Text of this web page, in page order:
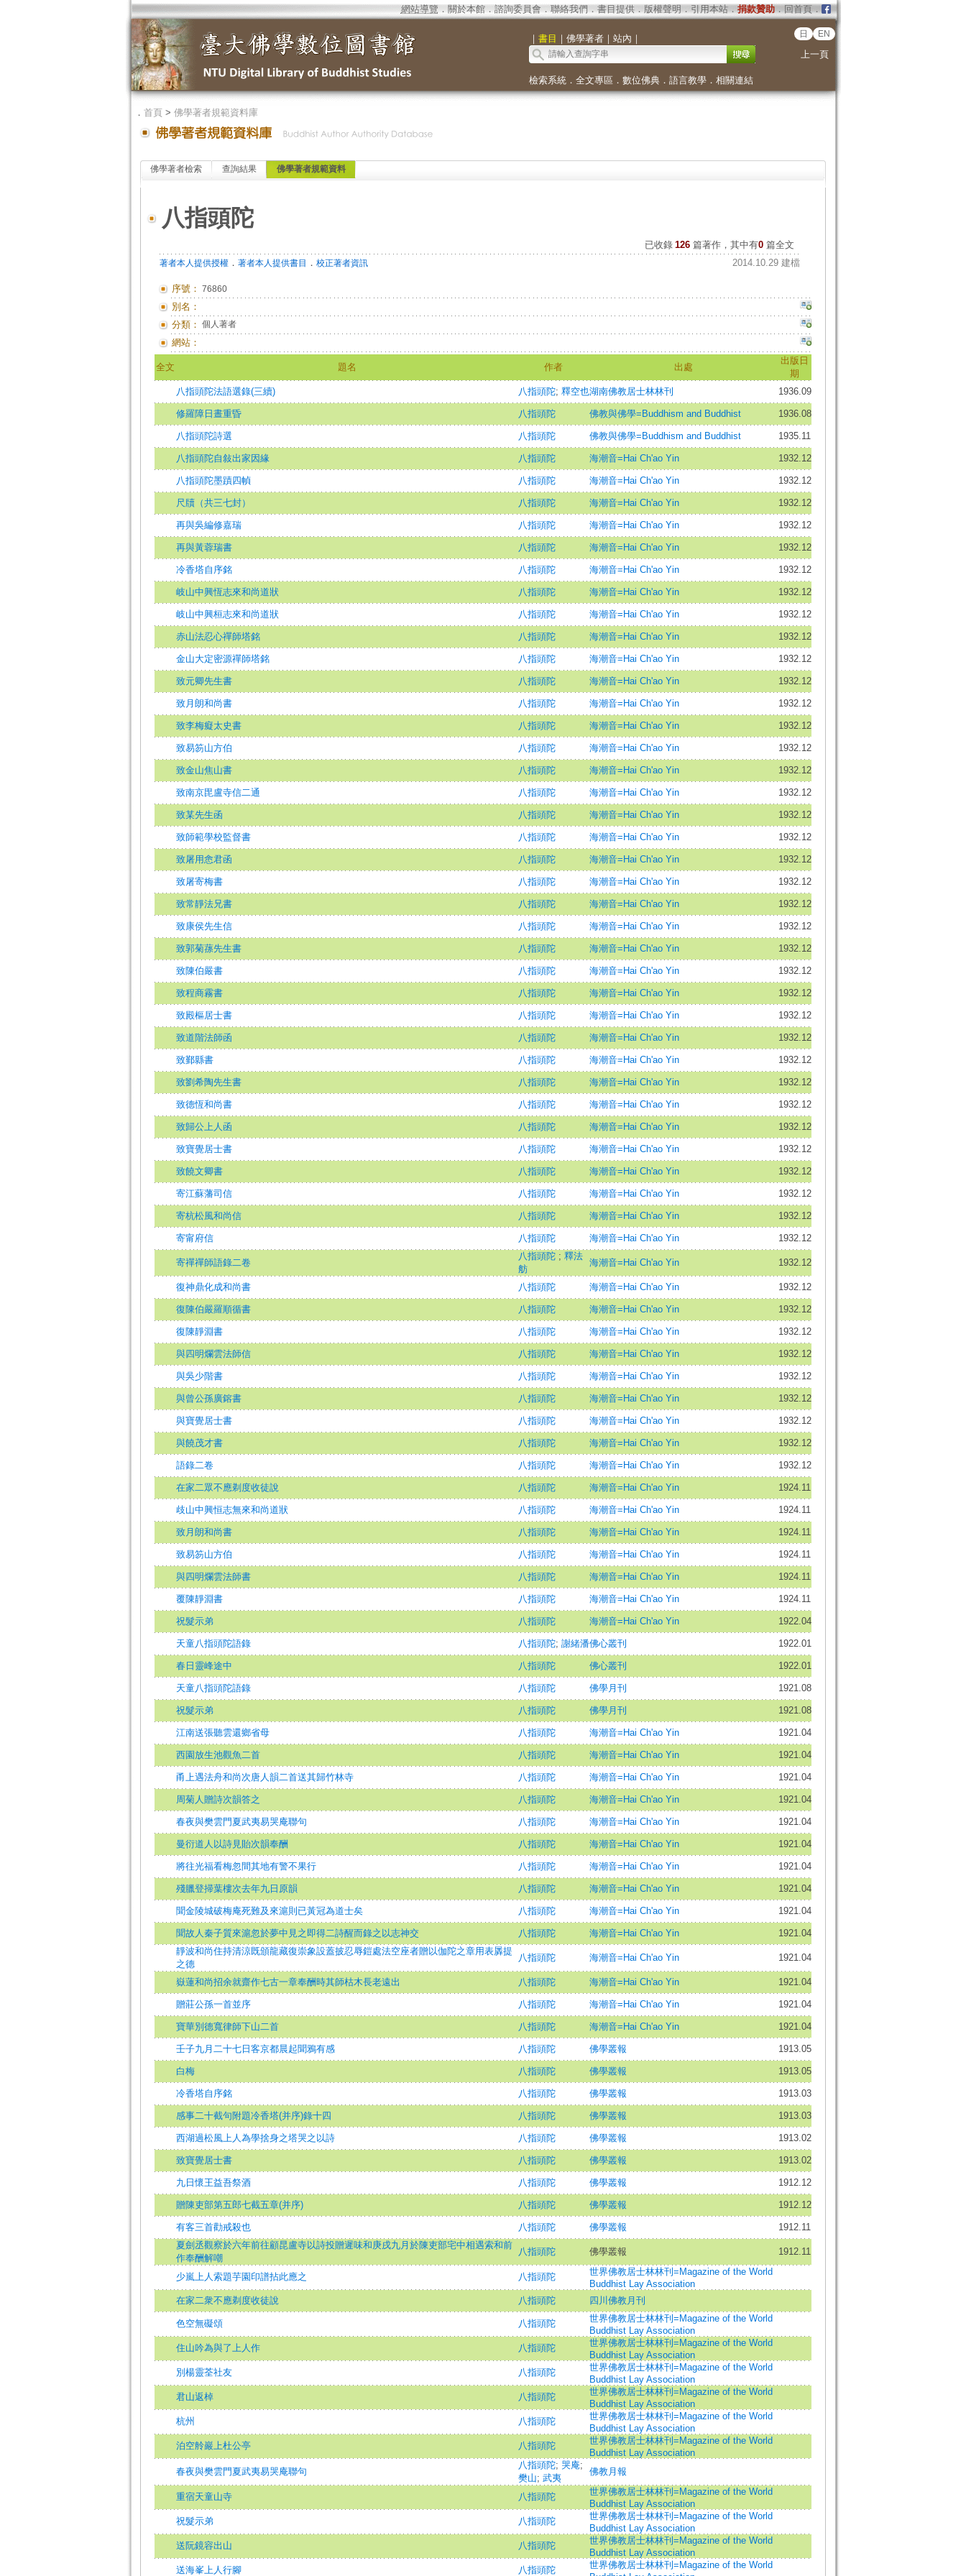
網站導覽 ． 關於本館． 諮詢委員會． 聯絡我們 ． 書目提供． 版權聲明 ． 引用本站． 捐款贊助．回首頁．
｜ 書目 ｜ 佛學著者｜ 站內 ｜ 日 EN
上一頁
檢索系統． 全文專區 ． 數位佛典． 語言教學． 相關連結
． 首頁> 佛學著者規範資料庫
佛學著者檢索 查詢結果 佛學著者規範資料
八指頭陀
已收錄 126 篇著作，其中有0篇全文
著者本人提供授權． 著者本人提供書目 ． 校正著者資訊 2014.10.29 建檔
序號： 76860
別名：
分類： 個人著者
網站：
全文 題名 作者 出處
出版日
期
八指頭陀法語選錄(三續)
八指頭陀; 釋空也湖南佛教居士林林刊 1936.09
修羅障日晝重昏 八指頭陀 佛教與佛學=Buddhism and Buddhist 1936.08
八指頭陀詩選 八指頭陀 佛教與佛學=Buddhism and Buddhist 1935.11
八指頭陀自敍出家因緣 八指頭陀 海潮音=Hai Ch'ao Yin 1932.12
八指頭陀墨蹟四幀 八指頭陀 海潮音=Hai Ch'ao Yin 1932.12
尺牘（共三七封） 八指頭陀 海潮音=Hai Ch'ao Yin 1932.12
再與吳編修嘉瑞 八指頭陀 海潮音=Hai Ch'ao Yin 1932.12
再與黃蓉瑞書 八指頭陀 海潮音=Hai Ch'ao Yin 1932.12
冷香塔自序銘 八指頭陀 海潮音=Hai Ch'ao Yin 1932.12
岐山中興恆志來和尚道狀 八指頭陀 海潮音=Hai Ch'ao Yin 1932.12
岐山中興桓志來和尚道狀 八指頭陀 海潮音=Hai Ch'ao Yin 1932.12
赤山法忍心禪師塔銘 八指頭陀 海潮音=Hai Ch'ao Yin 1932.12
金山大定密源禪師塔銘 八指頭陀 海潮音=Hai Ch'ao Yin 1932.12
致元卿先生書 八指頭陀 海潮音=Hai Ch'ao Yin 1932.12
致月朗和尚書 八指頭陀 海潮音=Hai Ch'ao Yin 1932.12
致李梅癡太史書 八指頭陀 海潮音=Hai Ch'ao Yin 1932.12
致易笏山方伯 八指頭陀 海潮音=Hai Ch'ao Yin 1932.12
致金山焦山書 八指頭陀 海潮音=Hai Ch'ao Yin 1932.12
致南京毘盧寺信二通 八指頭陀 海潮音=Hai Ch'ao Yin 1932.12
致某先生函 八指頭陀 海潮音=Hai Ch'ao Yin 1932.12
致師範學校監督書 八指頭陀 海潮音=Hai Ch'ao Yin 1932.12
致屠用悆君函 八指頭陀 海潮音=Hai Ch'ao Yin 1932.12
致屠寄梅書 八指頭陀 海潮音=Hai Ch'ao Yin 1932.12
致常靜法兄書 八指頭陀 海潮音=Hai Ch'ao Yin 1932.12
致康侯先生信 八指頭陀 海潮音=Hai Ch'ao Yin 1932.12
致郭菊蓀先生書 八指頭陀 海潮音=Hai Ch'ao Yin 1932.12
致陳伯嚴書 八指頭陀 海潮音=Hai Ch'ao Yin 1932.12
致程商霧書 八指頭陀 海潮音=Hai Ch'ao Yin 1932.12
致殿樞居士書 八指頭陀 海潮音=Hai Ch'ao Yin 1932.12
致道階法師函 八指頭陀 海潮音=Hai Ch'ao Yin 1932.12
致鄞縣書 八指頭陀 海潮音=Hai Ch'ao Yin 1932.12
致劉希陶先生書 八指頭陀 海潮音=Hai Ch'ao Yin 1932.12
致德恆和尚書 八指頭陀 海潮音=Hai Ch'ao Yin 1932.12
致歸公上人函 八指頭陀 海潮音=Hai Ch'ao Yin 1932.12
致寶覺居士書 八指頭陀 海潮音=Hai Ch'ao Yin 1932.12
致饒文卿書 八指頭陀 海潮音=Hai Ch'ao Yin 1932.12
寄江蘇藩司信 八指頭陀 海潮音=Hai Ch'ao Yin 1932.12
寄杭松風和尚信 八指頭陀 海潮音=Hai Ch'ao Yin 1932.12
寄甯府信 八指頭陀 海潮音=Hai Ch'ao Yin 1932.12
寄禪禪師語錄二卷
八指頭陀 ; 釋法
舫
海潮音=Hai Ch'ao Yin 1932.12
復神鼎化成和尚書 八指頭陀 海潮音=Hai Ch'ao Yin 1932.12
復陳伯嚴羅順循書 八指頭陀 海潮音=Hai Ch'ao Yin 1932.12
復陳靜淵書 八指頭陀 海潮音=Hai Ch'ao Yin 1932.12
與四明爛雲法師信 八指頭陀 海潮音=Hai Ch'ao Yin 1932.12
與吳少階書 八指頭陀 海潮音=Hai Ch'ao Yin 1932.12
與曾公孫廣鎔書 八指頭陀 海潮音=Hai Ch'ao Yin 1932.12
與寶覺居士書 八指頭陀 海潮音=Hai Ch'ao Yin 1932.12
與饒茂才書 八指頭陀 海潮音=Hai Ch'ao Yin 1932.12
語錄二卷 八指頭陀 海潮音=Hai Ch'ao Yin 1932.12
在家二眾不應剃度收徒說 八指頭陀 海潮音=Hai Ch'ao Yin 1924.11
歧山中興恒志無來和尚道狀 八指頭陀 海潮音=Hai Ch'ao Yin 1924.11
致月朗和尚書 八指頭陀 海潮音=Hai Ch'ao Yin 1924.11
致易笏山方伯 八指頭陀 海潮音=Hai Ch'ao Yin 1924.11
與四明爛雲法師書 八指頭陀 海潮音=Hai Ch'ao Yin 1924.11
覆陳靜淵書 八指頭陀 海潮音=Hai Ch'ao Yin 1924.11
祝髮示弟 八指頭陀 海潮音=Hai Ch'ao Yin 1922.04
天童八指頭陀語錄 八指頭陀; 謝緒潘佛心叢刊 1922.01
春日靈峰途中 八指頭陀 佛心叢刊 1922.01
天童八指頭陀語錄 八指頭陀 佛學月刊 1921.08
祝髮示弟 八指頭陀 佛學月刊 1921.08
江南送張聽雲還鄉省母 八指頭陀 海潮音=Hai Ch'ao Yin 1921.04
西園放生池觀魚二首 八指頭陀 海潮音=Hai Ch'ao Yin 1921.04
甬上遇法舟和尚次唐人韻二首送其歸竹林寺 八指頭陀 海潮音=Hai Ch'ao Yin 1921.04
周菊人贈詩次韻答之 八指頭陀 海潮音=Hai Ch'ao Yin 1921.04
春夜與樊雲門夏武夷易哭庵聯句 八指頭陀 海潮音=Hai Ch'ao Yin 1921.04
曼衍道人以詩見貽次韻奉酬 八指頭陀 海潮音=Hai Ch'ao Yin 1921.04
將往光福看梅忽間其地有警不果行 八指頭陀 海潮音=Hai Ch'ao Yin 1921.04
殘臘登掃葉樓次去年九日原韻 八指頭陀 海潮音=Hai Ch'ao Yin 1921.04
聞金陵城破梅庵死難及來滬則已黃冠為道士矣 八指頭陀 海潮音=Hai Ch'ao Yin 1921.04
聞故人秦子質來滬忽於夢中見之即得二詩醒而錄之以志神交 八指頭陀 海潮音=Hai Ch'ao Yin
1921.04
靜波和尚住持清涼既頒龍藏復崇象設蓋披忍辱鎧處法空座者贈以伽陀之章用表羼提
之德
八指頭陀 海潮音=Hai Ch'ao Yin 1921.04
嶽蓮和尚招余就齋作七古一章奉酬時其師枯木長老遠出 八指頭陀 海潮音=Hai Ch'ao Yin 1921.04
贈莊公孫一首並序 八指頭陀 海潮音=Hai Ch'ao Yin 1921.04
寶華別德寬律師下山二首 八指頭陀 海潮音=Hai Ch'ao Yin 1921.04
壬子九月二十七日客京都晨起聞鴉有感 八指頭陀 佛學叢報 1913.05
白梅 八指頭陀 佛學叢報 1913.05
冷香塔自序銘 八指頭陀 佛學叢報 1913.03
感事二十截句附題冷香塔(并序)錄十四 八指頭陀 佛學叢報 1913.03
西湖過松風上人為學捨身之塔哭之以詩 八指頭陀 佛學叢報 1913.02
致寶覺居士書 八指頭陀 佛學叢報 1913.02
九日懷王益吾祭酒 八指頭陀 佛學叢報 1912.12
贈陳吏部第五郎七截五章(并序) 八指頭陀 佛學叢報 1912.12
有客三首勸戒殺也 八指頭陀 佛學叢報
1912.11
夏劍丞觀察於六年前往顧昆盧寺以詩投贈遲味和庚戌九月於陳吏部宅中相遇索和前
作奉酬解嘲
八指頭陀 佛學叢報 1912.11
少嵐上人索題芋園印譜拈此應之 八指頭陀
世界佛教居士林林刊=Magazine of the World
Buddhist Lay Association
在家二衆不應剃度收徒說
八指頭陀 四川佛教月刊
色空無礙頌 八指頭陀
世界佛教居士林林刊=Magazine of the World
Buddhist Lay Association
住山吟為與了上人作
八指頭陀
世界佛教居士林林刊=Magazine of the World
Buddhist Lay Association
別楊靈荃社友
八指頭陀
世界佛教居士林林刊=Magazine of the World
Buddhist Lay Association
君山返棹
八指頭陀
世界佛教居士林林刊=Magazine of the World
Buddhist Lay Association
杭州
八指頭陀
世界佛教居士林林刊=Magazine of the World
Buddhist Lay Association
泊空舲巖上杜公亭
八指頭陀
世界佛教居士林林刊=Magazine of the World
Buddhist Lay Association
春夜與樊雲門夏武夷易哭庵聯句
八指頭陀; 哭庵;
樊山; 武夷
佛教月報
重宿天童山寺 八指頭陀
世界佛教居士林林刊=Magazine of the World
Buddhist Lay Association
祝髮示弟
八指頭陀
世界佛教居士林林刊=Magazine of the World
Buddhist Lay Association
送阮鏡容出山
八指頭陀
世界佛教居士林林刊=Magazine of the World
Buddhist Lay Association
送海峯上人行腳
八指頭陀
世界佛教居士林林刊=Magazine of the World